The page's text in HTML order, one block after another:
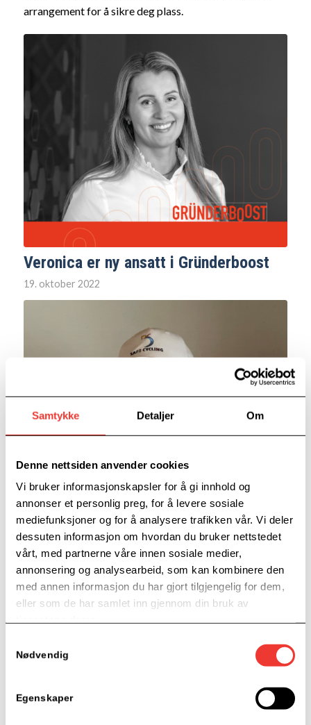
Samtykke Detaljer Om
Denne nettsiden anvender cookies
Vi bruker informasjonskapsler for å gi innhold og
annonser et personlig preg, for å levere sosiale
mediefunksjoner og for å analysere trafikken vår. Vi deler
dessuten informasjon om hvordan du bruker nettstedet
vårt, med partnerne våre innen sosiale medier,
annonsering og analysearbeid, som kan kombinere den
med annen informasjon du har gjort tilgjengelig for dem,
eller som de har samlet inn gjennom din bruk av
Nødvendig
Egenskaper
arrangement for å sikre deg plass.
Veronica er ny ansatt i Gründerboost
19. oktober 2022
TRYGGERE SYKKELRITT
1. oktober 2022
Når det arrangeres sykkelritt er mye som kan skje.
Markus Lærum som selv var en aktiv syklist så et behov
for å gjøre sykkelritt tryggere for utøvere og i 2016 så